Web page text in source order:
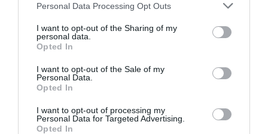
Personal Data Processing Opt Outs
I want to opt-out of the Sharing of my
personal data.
Opted In
I want to opt-out of the Sale of my
Personal Data.
Opted In
I want to opt-out of processing my
Personal Data for Targeted Advertising.
Opted In
από τον Αλέξανδρο Σταυρουλάκη, τον Γιώργο Σταυρουλάκη